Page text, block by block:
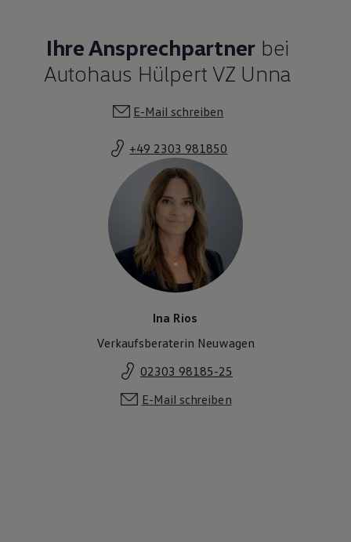
Ihre Ansprechpartner bei
Autohaus Hülpert VZ Unna
E-Mail schreiben
+49 2303 981850
Ina Rios
Verkaufsberaterin Neuwagen
02303 98185-25
E-Mail schreiben